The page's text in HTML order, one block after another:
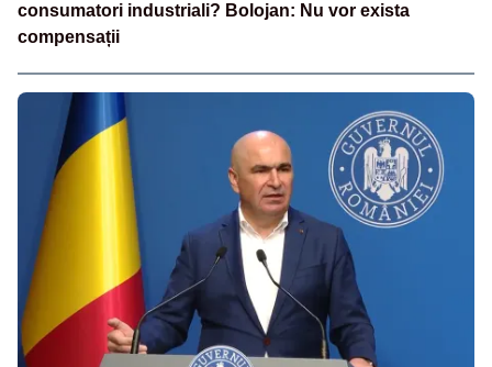
consumatori industriali? Bolojan: Nu vor exista
compensații